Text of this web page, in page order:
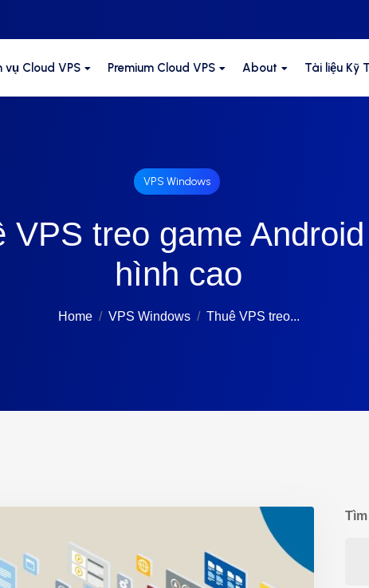
vụ Cloud VPS Premium Cloud VPS About Tài liệu Kỹ
VPS Windows
VPS treo game
hình cao
Home VPS Windows Thuê VPS treo...